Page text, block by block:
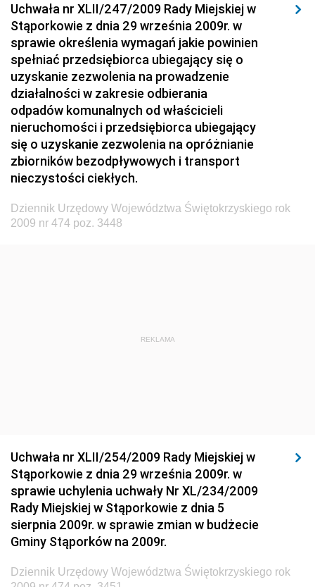
Dziennik Urzędowy Ministerstwa Hutnictwa i
Przemysłu Maszynowego
Dziennik Urzędowy Ministerstwa Zdrowia i Opieki
Społecznej
Dziennik Urzędowy Ministerstwa Rolnictwa, Leśnictwa
i Gospodarki Żywnościowej
Dziennik Urzędowy Ministra Spraw Wewnętrznych
Dziennik Urzędowy Ministra Transportu, Budownictwa
i Gospodarki Morskiej
Dziennik Urzędowy Ministra Administracji i Cyfryzacji
Dziennik Urzędowy Głównego Inspektora Ochrony
Dziennik Urzędowy Ministra Budownictwa i Przemysłu
Środowiska
Dziennik Urzędowy Ministerstwa Administracji,
Gospodarki Terenowej i Ochrony Środowiska
Dziennik Urzędowy Ministerstwa Administracji i
Gospodarki Przestrzennej
Dziennik Urzędowy Unii Europejskiej, L
Uchwała nr XLII/247/2009 Rady Miejskiej w
Stąporkowie z dnia 29 września 2009r. w
sprawie określenia wymagań jakie powinien
spełniać przedsiębiorca ubiegający się o
uzyskanie zezwolenia na prowadzenie
działalności w zakresie odbierania
odpadów komunalnych od właścicieli
nieruchomości i przedsiębiorca ubiegający
się o uzyskanie zezwolenia na opróżnianie
zbiorników bezodpływowych i transport
nieczystości ciekłych.
Dziennik Urzędowy Województwa Świętokrzyskiego rok
2009 nr 474 poz. 3448
REKLAMA
Uchwała nr XLII/254/2009 Rady Miejskiej w
Stąporkowie z dnia 29 września 2009r. w
sprawie uchylenia uchwały Nr XL/234/2009
Rady Miejskiej w Stąporkowie z dnia 5
sierpnia 2009r. w sprawie zmian w budżecie
Gminy Stąporków na 2009r.
Dziennik Urzędowy Województwa Świętokrzyskiego rok